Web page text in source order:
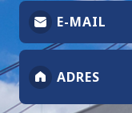
E-MAIL
ADRES